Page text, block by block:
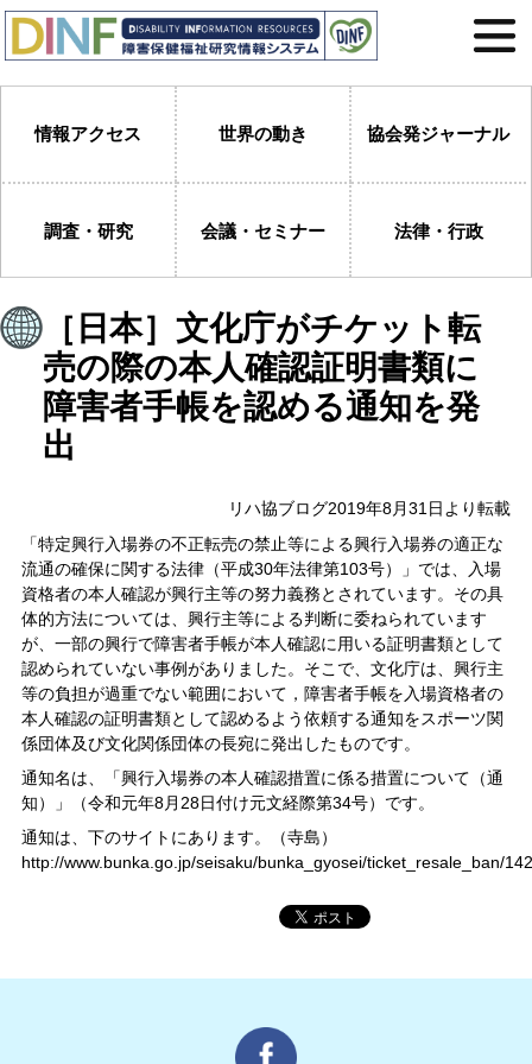
情報アクセス 世界の動き 協会発ジャーナル
調査・研究 会議・セミナー 法律・行政
［日本］文化庁がチケット転
売の際の本人確認証明書類に
障害者手帳を認める通知を発
出
リハ協ブログ2019年8月31日より転載
「特定興行入場券の不正転売の禁止等による興行入場券の適正な
流通の確保に関する法律（平成30年法律第103号）」では、入場
資格者の本人確認が興行主等の努力義務とされています。その具
体的方法については、興行主等による判断に委ねられています
が、一部の興行で障害者手帳が本人確認に用いる証明書類として
認められていない事例がありました。そこで、文化庁は、興行主
等の負担が過重でない範囲において，障害者手帳を入場資格者の
本人確認の証明書類として認めるよう依頼する通知をスポーツ関
係団体及び文化関係団体の長宛に発出したものです。
通知名は、「興行入場券の本人確認措置に係る措置について（通
知）」（令和元年8月28日付け元文経際第34号）です。
通知は、下のサイトにあります。（寺島）
http://www.bunka.go.jp/seisaku/bunka_gyosei/ticket_resale_ban/